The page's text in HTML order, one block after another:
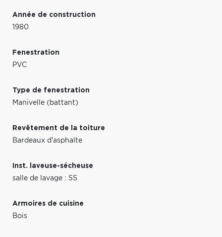
Année de construction
1980
Fenestration
PVC
Type de fenestration
Manivelle (battant)
Revêtement de la toiture
Bardeaux d'asphalte
Inst. laveuse-sécheuse
salle de lavage : SS
Armoires de cuisine
Bois